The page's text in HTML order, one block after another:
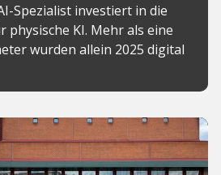
Spezialist investiert in die
KI. Mehr als eine
wurden allein 2025 digital